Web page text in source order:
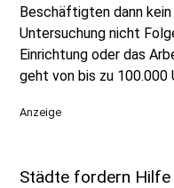
Beschäftigten dann
Untersuchung nicht
Einrichtung oder das
geht von bis zu 100.000
Anzeige
Städte fordern